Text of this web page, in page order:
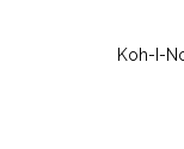
Koh-I-